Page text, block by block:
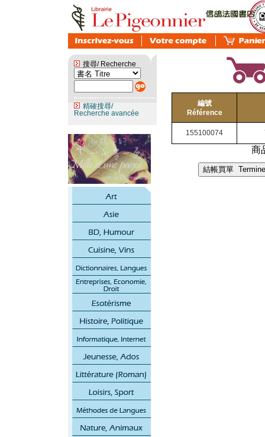
搜尋/ Recherche
精確搜尋/
Recherche avancée
編號
Référence
155100074
商